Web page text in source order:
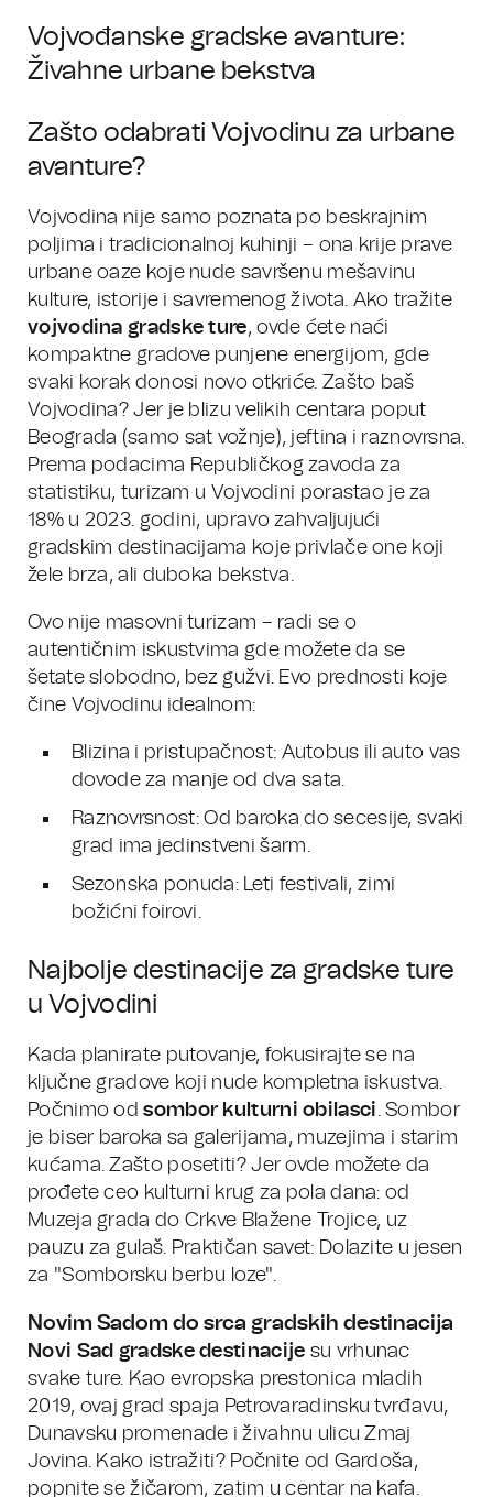
Vojvođanske gradske avanture:
Živahne urbane bekstva
Zašto odabrati Vojvodinu za urbane
avanture?
Vojvodina nije samo poznata po beskrajnim
poljima i tradicionalnoj kuhinji – ona krije prave
urbane oaze koje nude savršenu mešavinu
kulture, istorije i savremenog života. Ako tražite
vojvodina gradske ture, ovde ćete naći
kompaktne gradove punjene energijom, gde
svaki korak donosi novo otkriće. Zašto baš
Vojvodina? Jer je blizu velikih centara poput
Beograda (samo sat vožnje), jeftina i raznovrsna.
Prema podacima Republičkog zavoda za
statistiku, turizam u Vojvodini porastao je za
18% u 2023. godini, upravo zahvaljujući
gradskim destinacijama koje privlače one koji
žele brza, ali duboka bekstva.
Ovo nije masovni turizam – radi se o
autentičnim iskustvima gde možete da se
šetate slobodno, bez gužvi. Evo prednosti koje
čine Vojvodinu idealnom:
Blizina i pristupačnost: Autobus ili auto vas
dovode za manje od dva sata.
Raznovrsnost: Od baroka do secesije, svaki
grad ima jedinstveni šarm.
Sezonska ponuda: Leti festivali, zimi
božićni foirovi.
Najbolje destinacije za gradske ture
u Vojvodini
Kada planirate putovanje, fokusirajte se na
ključne gradove koji nude kompletna iskustva.
Počnimo odsombor kulturni obilasci. Sombor
je biser baroka sa galerijama, muzejima i starim
kućama. Zašto posetiti? Jer ovde možete da
prođete ceo kulturni krug za pola dana: od
Muzeja grada do Crkve Blažene Trojice, uz
pauzu za gulaš. Praktičan savet: Dolazite u jesen
za "Somborsku berbu loze".
Novim Sadom do srca gradskih destinacija
Novi Sad gradske destinacije su vrhunac
svake ture. Kao evropska prestonica mladih
2019, ovaj grad spaja Petrovaradinsku tvrđavu,
Dunavsku promenade i živahnu ulicu Zmaj
Jovina. Kako istražiti? Počnite od Gardoša,
popnite se žičarom, zatim u centar na kafa.